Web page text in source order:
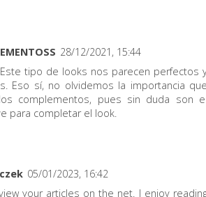
28/12/2021, 15:44
Este tipo de looks nos parecen perfectos
Eso sí, no olvidemos la importancia
complementos, pues sin duda son
para completar el look.
05/01/2023, 16:42
your articles on the net. I enjoy